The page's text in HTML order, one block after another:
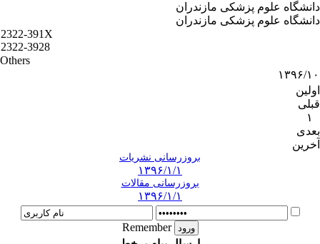
دانشگاه علوم پزشکی مازندران
دانشگاه علوم پزشکی مازندران
2322-391X
2322-3928
Others
۱۳۹۶/۱۰
اولین
قبلی
۱
بعدی
آخرین
بروزرسانی نشریات
۱۳۹۶/۱/۱
بروزرسانی مقالات
۱۳۹۶/۱/۱
Remember